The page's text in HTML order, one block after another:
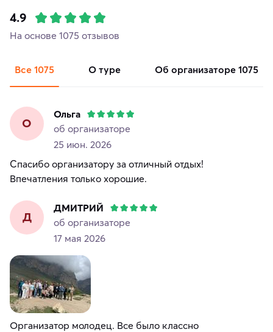
4.9
На основе 1075 отзывов
Все 1075 о туре об организаторе 1075
О
Ольга
об организаторе
25 июн. 2026
Спасибо организатору за отличный отдых!
Впечатления только хорошие.
Д
ДМИТРИЙ
об организаторе
17 мая 2026
Организатор молодец. Все было классно